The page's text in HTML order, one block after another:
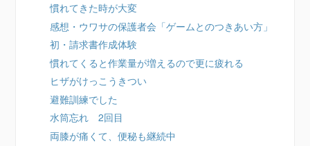
慣れてきた時が大変
感想・ウワサの保護者会「ゲームとのつきあい方」
初・請求書作成体験
慣れてくると作業量が増えるので更に疲れる
ヒザがけっこうきつい
避難訓練でした
水筒忘れ 2回目
両膝が痛くて、便秘も継続中